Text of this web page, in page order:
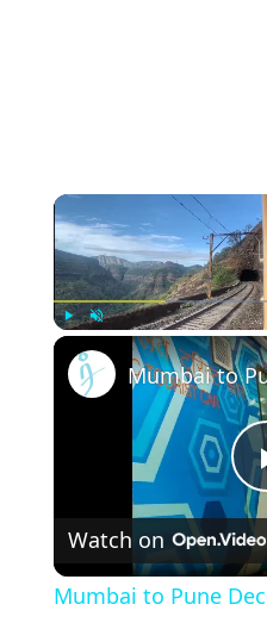
Unmute
Watch on
Mumbai to Pune